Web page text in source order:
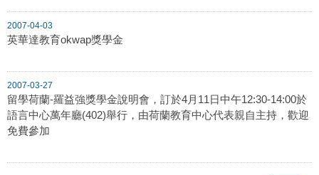
2007-04-03
英華達教育okwap獎學金
2007-03-27
留學荷蘭-羅益強獎學金說明會，訂於4月11日中午12:30-14:00於
語言中心萬年廳(402)舉行，由荷蘭教育中心代表親自主持，歡迎
免費參加